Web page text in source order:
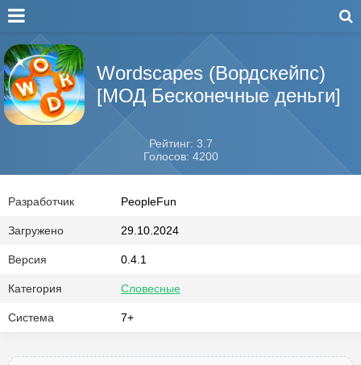
Wordscapes (Вордскейпс)
[МОД Бесконечные деньги]
Рейтинг: 3.7
Голосов: 4200
Разработчик PeopleFun
Загружено 29.10.2024
Версия 0.4.1
Категория Словесные
Система 7+